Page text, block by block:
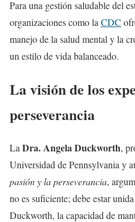
Para una gestión saludable del
organizaciones como la CDC
manejo de la salud mental y la
un estilo de vida balanceado.
La visión de los
perseverancia
La Dra. Angela Duckworth,
Universidad de Pennsylvania y
pasión y la perseverancia,
no es suficiente; debe estar
Duckworth, la capacidad de